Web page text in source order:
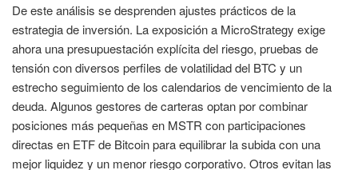
De este análisis se desprenden ajustes prácticos de la
estrategia de inversión. La exposición a MicroStrategy exige
ahora una presupuestación explícita del riesgo, pruebas de
tensión con diversos perfiles de volatilidad del BTC y un
estrecho seguimiento de los calendarios de vencimiento de la
deuda. Algunos gestores de carteras optan por combinar
posiciones más pequeñas en MSTR con participaciones
directas en ETF de Bitcoin para equilibrar la subida con una
mejor liquidez y un menor riesgo corporativo. Otros evitan las